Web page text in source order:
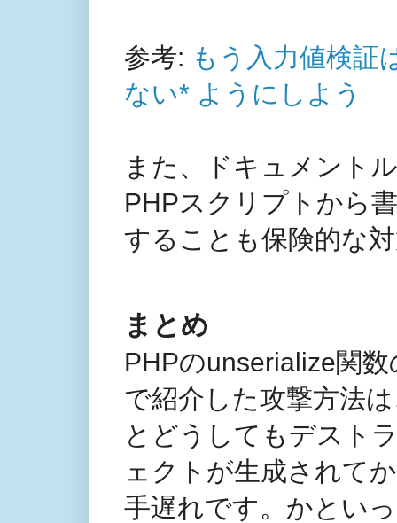
参考: もう入力値検証
ない* ようにしよう
また、ドキュメント
PHPスクリプトから
することも保険的な
まとめ
PHPのunserialize関
で紹介した攻撃方法
とどうしてもデスト
ェクトが生成されて
手遅れです。かとい